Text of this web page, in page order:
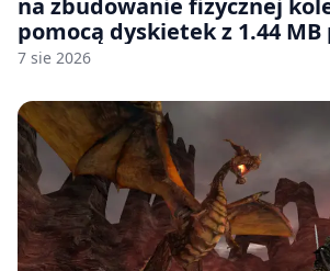
pomocą dyskietek z 1.44
7 sie 2026